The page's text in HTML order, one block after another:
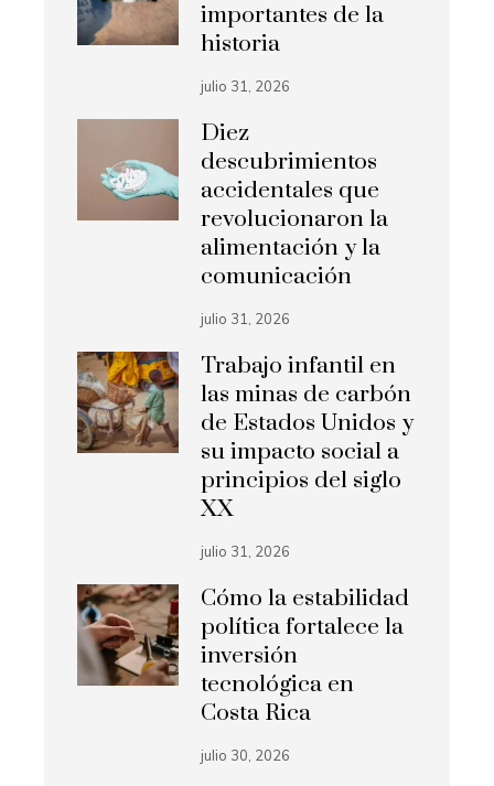
importantes de la
historia
julio 31, 2026
Diez
descubrimientos
accidentales que
revolucionaron la
alimentación y la
comunicación
julio 31, 2026
Trabajo infantil en
las minas de carbón
de Estados Unidos y
su impacto social a
principios del siglo
XX
julio 31, 2026
Cómo la estabilidad
política fortalece la
inversión
tecnológica en
Costa Rica
julio 30, 2026